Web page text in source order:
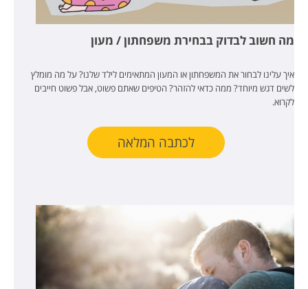
מה חשוב לבדוק בבחירת משפחתון / מעון
איך עלינו לבחור את המשפחתון או המעון המתאימים לילד שלנו? על מה מומלץ
לשים דגש מיוחד? ממה כדאי להזהר? הטיפים שאתם פשוט, אבל פשוט חייבים
לקרוא.
לכתבה המלאה